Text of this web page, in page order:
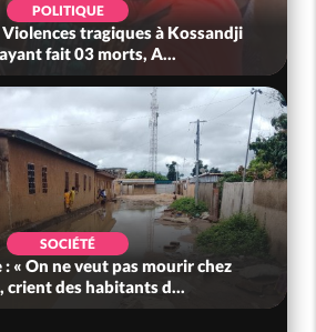
POLITIQUE
tragiques à Kossandji
fait 03 morts, A...
SOCIÉTÉ
« On ne veut pas mourir chez
crient des habitants d...